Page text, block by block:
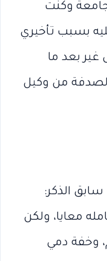
إني بدأت تمثيل في 3 جامعة وكنت
بسبب تأخيري
بعد ما
من وكيل
الذكر:
معايا، ولكن
وخفة دمي